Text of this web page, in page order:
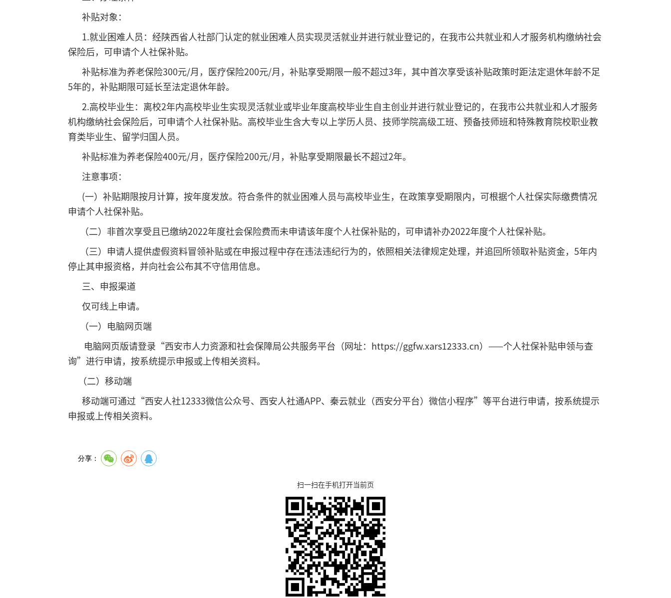
补贴对象：
1.就业困难人员：经陕西省人社部门认定的就业困难人员实现灵活就业并进行就业登记的，在我市公共就业和人才服务机构缴纳社会
保险后，可申请个人社保补贴。
补贴标准为养老保险300元/月，医疗保险200元/月，补贴享受期限一般不超过3年，其中首次享受该补贴政策时距法定退休年龄不足
5年的，补贴期限可延长至法定退休年龄。
2.高校毕业生：离校2年内高校毕业生实现灵活就业或毕业年度高校毕业生自主创业并进行就业登记的，在我市公共就业和人才服务
机构缴纳社会保险后，可申请个人社保补贴。高校毕业生含大专以上学历人员、技师学院高级工班、预备技师班和特殊教育院校职业教
育类毕业生、留学归国人员。
补贴标准为养老保险400元/月，医疗保险200元/月，补贴享受期限最长不超过2年。
注意事项：
(一）补贴期限按月计算，按年度发放。符合条件的就业困难人员与高校毕业生，在政策享受期限内，可根据个人社保实际缴费情况
申请个人社保补贴。
（二）非首次享受且已缴纳2022年度社会保险费而未申请该年度个人社保补贴的，可申请补办2022年度个人社保补贴。
（三）申请人提供虚假资料冒领补贴或在申报过程中存在违法违纪行为的，依照相关法律规定处理，并追回所领取补贴资金，5年内
停止其申报资格，并向社会公布其不守信用信息。
三、申报渠道
仅可线上申请。
（一）电脑网页端
电脑网页版请登录“西安市人力资源和社会保障局公共服务平台（网址：https://ggfw.xars12333.cn）——个人社保补贴申领与查
询”进行申请，按系统提示申报或上传相关资料。
（二）移动端
移动端可通过“西安人社12333微信公众号、西安人社通APP、秦云就业（西安分平台）微信小程序”等平台进行申请，按系统提示
申报或上传相关资料。
分享：
扫一扫在手机打开当前页